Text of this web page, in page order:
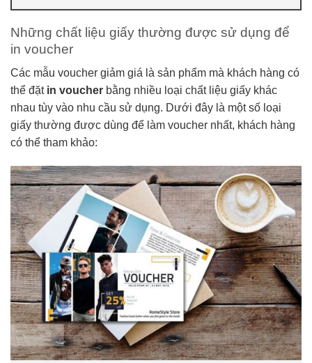
Những chất liệu giấy thường được sử dụng để
in voucher
Các mẫu voucher giảm giá là sản phẩm mà khách hàng có
thể đặt in voucher bằng nhiều loại chất liệu giấy khác
nhau tùy vào nhu cầu sử dụng. Dưới đây là một số loại
giấy thường được dùng để làm voucher nhất, khách hàng
có thể tham khảo: